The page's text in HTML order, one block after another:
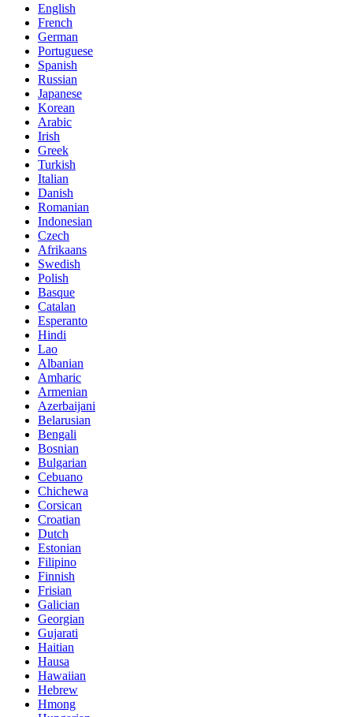
English
French
German
Portuguese
Spanish
Russian
Japanese
Korean
Arabic
Irish
Greek
Turkish
Italian
Danish
Romanian
Indonesian
Czech
Afrikaans
Swedish
Polish
Basque
Catalan
Esperanto
Hindi
Lao
Albanian
Amharic
Armenian
Azerbaijani
Belarusian
Bengali
Bosnian
Bulgarian
Cebuano
Chichewa
Corsican
Croatian
Dutch
Estonian
Filipino
Finnish
Frisian
Galician
Georgian
Gujarati
Haitian
Hausa
Hawaiian
Hebrew
Hmong